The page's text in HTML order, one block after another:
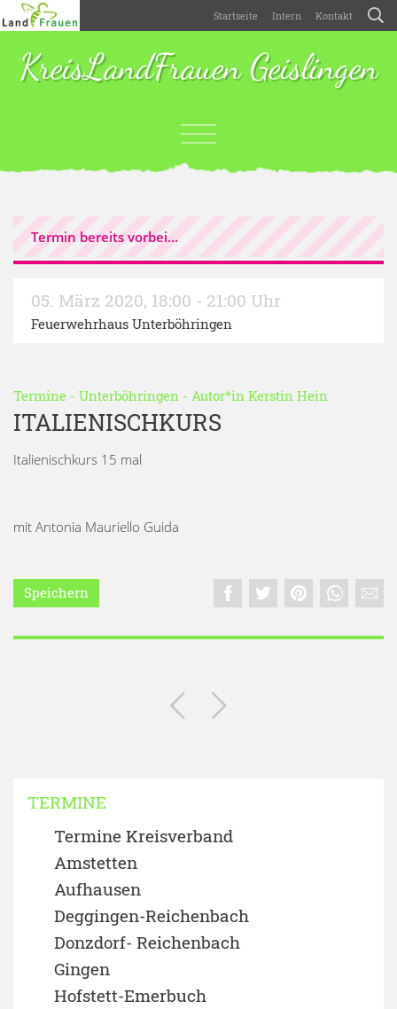
Startseite Intern Kontakt
KreisLandFrauen Geislingen
Termin bereits vorbei...
05. März 2020, 18:00 - 21:00 Uhr
Feuerwehrhaus Unterböhringen
Termine - Unterböhringen - Autor*in Kerstin Hein
ITALIENISCHKURS
Italienischkurs 15 mal
mit Antonia Mauriello Guida
Speichern
TERMINE
Termine Kreisverband
Amstetten
Aufhausen
Deggingen-Reichenbach
Donzdorf- Reichenbach
Gingen
Hofstett-Emerbuch